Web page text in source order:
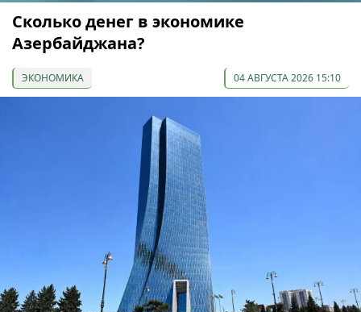
Сколько денег в экономике
Азербайджана?
ЭКОНОМИКА 04 АВГУСТА 2026 15:10